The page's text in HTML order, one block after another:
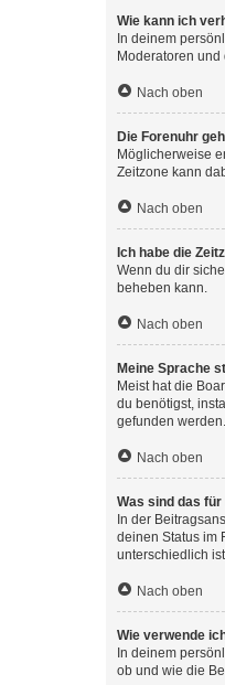
Wie kann ich
In deinem
Moderatoren und
Nach oben
Die Forenuhr
Möglicherweise
Zeitzone kann
Nach oben
Ich habe die
Wenn du dir
beheben kann.
Nach oben
Meine Sprache
Meist hat die
du benötigst,
gefunden werden.
Nach oben
Was sind das
In der
deinen Status im
unterschiedlich ist.
Nach oben
Wie verwende
In deinem
ob und wie die